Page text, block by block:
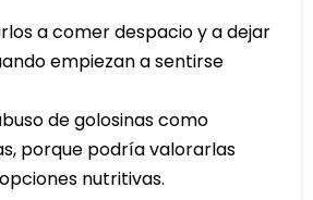
a comer despacio y a dejar
empiezan a sentirse
de golosinas como
porque podría valorarlas
nutritivas.